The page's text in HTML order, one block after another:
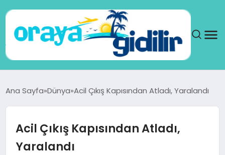
SAĞLIK
DÜNYA
Ana Sayfa Dünya Acil Çıkış Kapısından Atladı, Yaralandı
Acil Çıkış Kapısından Atladı,
Yaralandı